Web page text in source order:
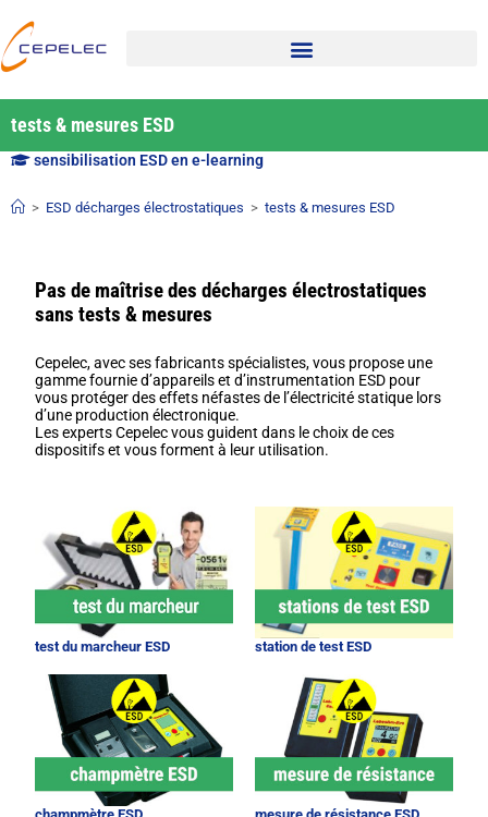
tests & mesures ESD
sensibilisation ESD en e-learning
> ESD décharges électrostatiques > tests & mesures ESD
Pas de maîtrise des décharges électrostatiques
sans tests & mesures
Cepelec, avec ses fabricants spécialistes, vous propose une
gamme fournie d’appareils et d’instrumentation ESD pour
vous protéger des effets néfastes de l’électricité statique lors
d’une production électronique.
Les experts Cepelec vous guident dans le choix de ces
dispositifs et vous forment à leur utilisation.
test du marcheur ESD station de test ESD